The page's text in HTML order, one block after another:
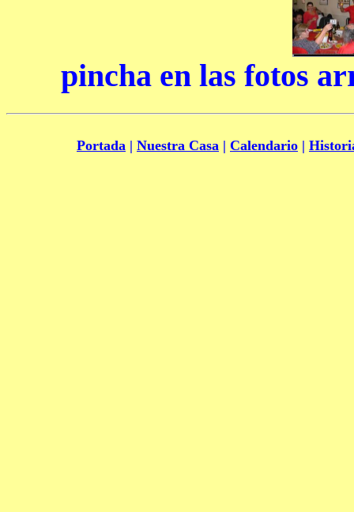
pincha en las fotos
Portada | Nuestra Casa | Calendario |